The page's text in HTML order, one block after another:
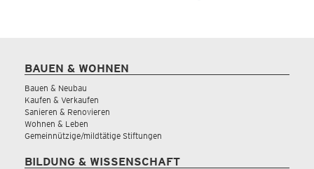
BAUEN & WOHNEN
Bauen & Neubau
Kaufen & Verkaufen
Sanieren & Renovieren
Wohnen & Leben
Gemeinnützige/mildtätige Stiftungen
BILDUNG & WISSENSCHAFT